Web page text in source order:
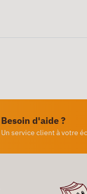
Besoin d'aide ?
Un service client à votre